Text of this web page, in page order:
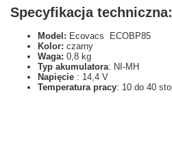
Specyfikacja techniczna:
Model: Ecovacs ECOBP85
Kolor: czarny
Waga: 0,8 kg
Typ akumulatora: NI-MH
Napięcie : 14,4 V
Temperatura pracy: 10 do 40